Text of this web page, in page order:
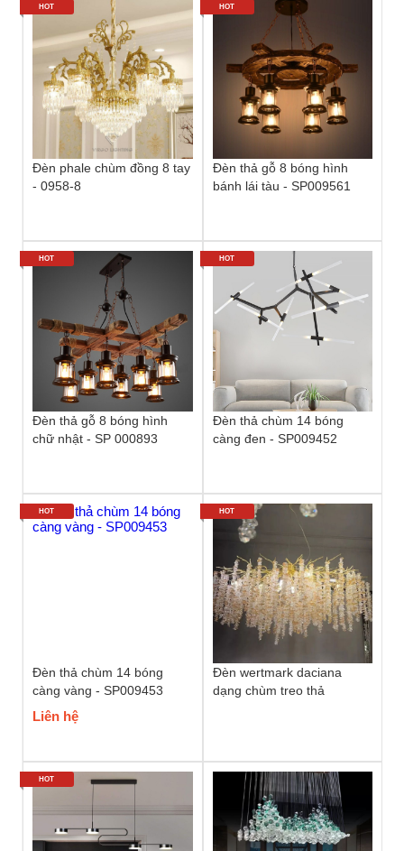
Đèn phale chùm đồng 8 tay
- 0958-8
HOT
Đèn thả gỗ 8 bóng hình
bánh lái tàu - SP009561
HOT
Đèn thả gỗ 8 bóng hình
chữ nhật - SP 000893
HOT
Đèn thả chùm 14 bóng
càng đen - SP009452
HOT
Đèn thả chùm 14 bóng
càng vàng - SP009453
Liên hệ
HOT
Đèn wertmark daciana
dạng chùm treo thả
HOT
HOT